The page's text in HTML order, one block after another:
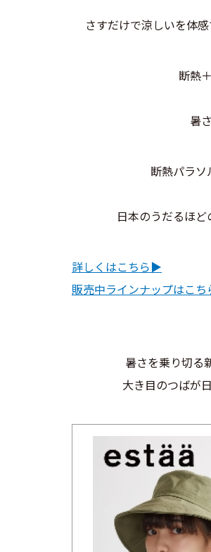
さすだけで涼しいを体
断熱
暑
断熱パラソ
日本のうだるほ
詳しくはこちら▶︎
販売中ラインナップはこ
暑さを乗り切る
大き目のつばが